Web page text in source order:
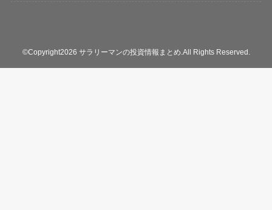
©Copyright2026 サラリーマンの投資情報まとめ .All Rights Reserved.